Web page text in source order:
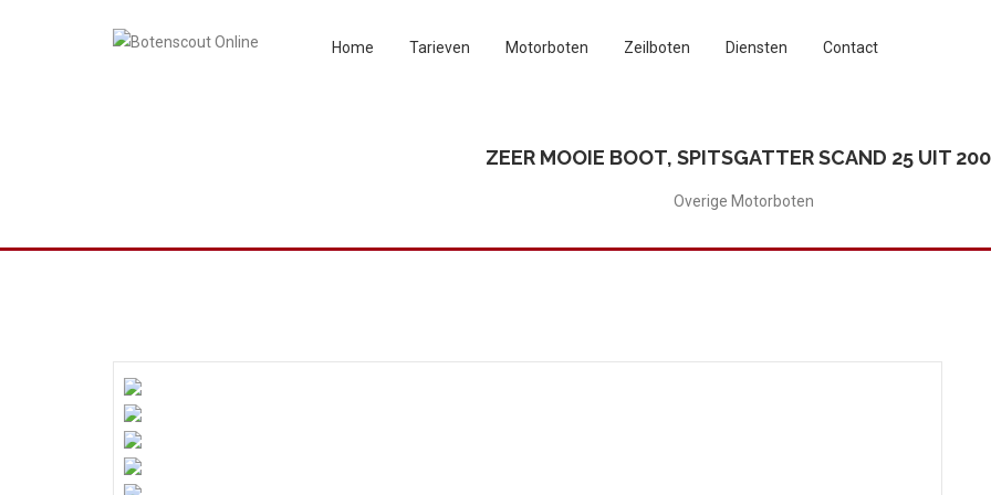
Home Tarieven Motorboten Zeilboten Diensten Contact
ZEER MOOIE BOOT, SPITSGATTER SCAND 25 UIT
Overige Motorboten